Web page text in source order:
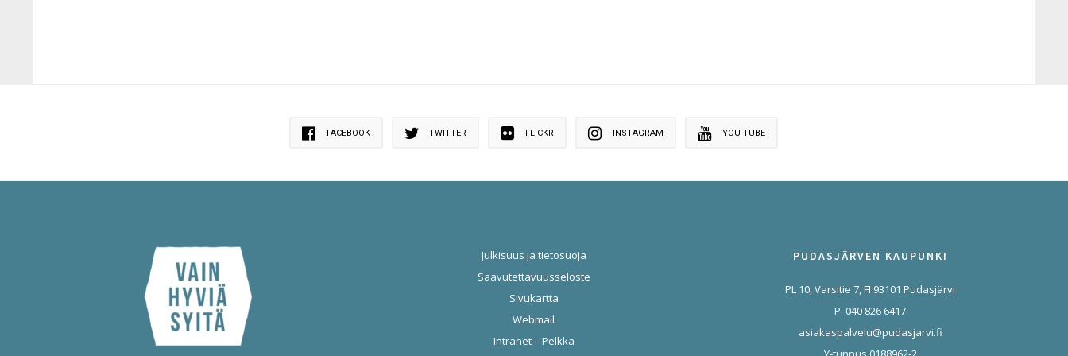
FACEBOOK TWITTER FLICKR INSTAGRAM YOU TUBE
Julkisuus ja tietosuoja
Saavutettavuusseloste
Sivukartta
Webmail
Intranet – Pelkka
PUDASJÄRVEN KAUPUNKI
PL 10, Varsitie 7, FI 93101 Pudasjärvi
P. 040 826 6417
asiakaspalvelu@pudasjarvi.fi